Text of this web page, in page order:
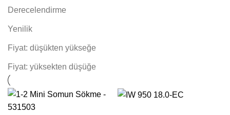
Derecelendirme
Yenilik
Fiyat: düşükten yükseğe
Fiyat: yüksekten düşüğe